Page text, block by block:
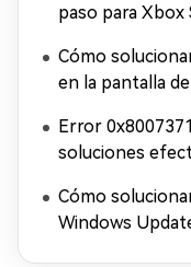
paso para Xbox
Cómo
en la pantalla
Error
soluciones
Cómo
Windows